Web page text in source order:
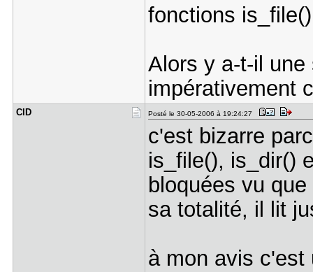
fonctions
Alors y a-t-il
impérativement
ClD Posté le 30-05-2006 à 19:24:27
c'est bizarre
is_file(), is_dir()
bloquées vu
sa totalité, il lit
à mon avis c'est